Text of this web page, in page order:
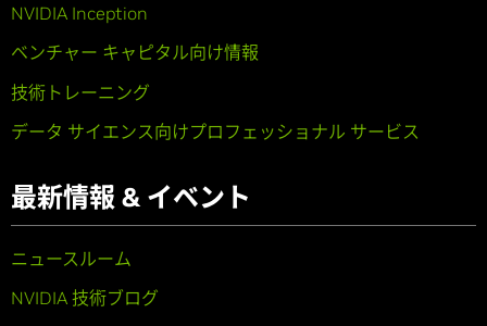
NVIDIA Inception
ベンチャー キャピタル向け情報
技術トレーニング
データ サイエンス向けプロフェッショナル サービス
最新情報 & イベント
ニュースルーム
NVIDIA 技術ブログ